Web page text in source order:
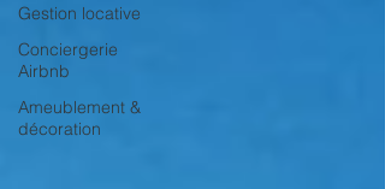
Gestion locative
Conciergerie
Airbnb
Ameublement &
décoration